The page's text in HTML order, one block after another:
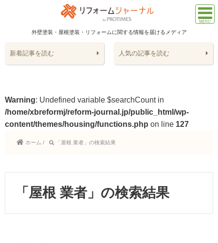
外壁塗装・屋根塗装・リフォームに関する情報を届けるメディア
新着記事を読む 人気の記事を読む
Warning: Undefined variable $searchCount in
/home/xbreformj/reform-journal.jp/public_html/wp-
content/themes/housing/functions.php on line 127
ホーム / 「屋根 業者」の検索結果
「屋根 業者」の検索結果